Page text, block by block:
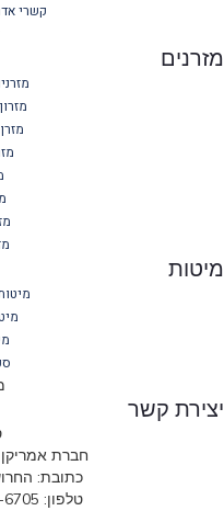
קשרי
קשר
חברת אמריקן
כתובת: החרושת 6 א.ת
טלפון: 09-766-6705 חניה חינם!